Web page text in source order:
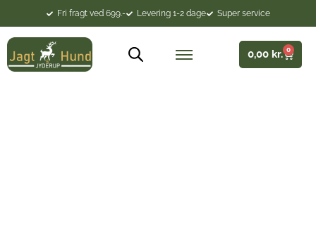
Fri fragt ved 699.- Levering 1-2 dage Super service
0,00 kr. 0